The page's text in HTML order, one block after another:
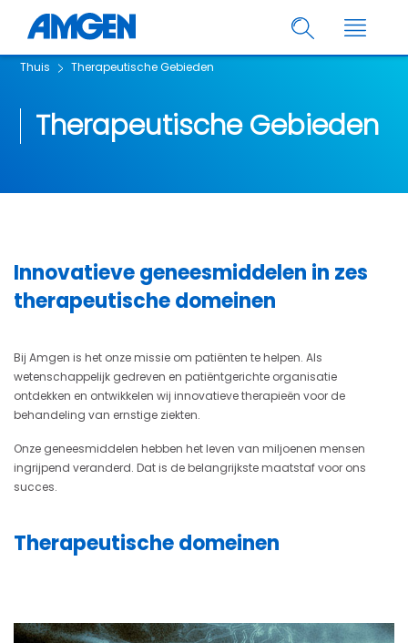
Thuis Therapeutische Gebieden
Therapeutische Gebieden
Innovatieve geneesmiddelen in zes
therapeutische domeinen
Bij Amgen is het onze missie om patiënten te helpen. Als
wetenschappelijk gedreven en patiëntgerichte organisatie
ontdekken en ontwikkelen wij innovatieve therapieën voor de
behandeling van ernstige ziekten.
Onze geneesmiddelen hebben het leven van miljoenen mensen
ingrijpend veranderd. Dat is de belangrijkste maatstaf voor ons
succes.
Therapeutische domeinen